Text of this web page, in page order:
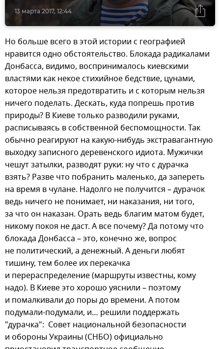
13 марта 2017, 12:44
Но больше всего в этой истории с географией
нравится одно обстоятельство. Блокада радикалами
Донбасса, видимо, воспринималось киевскими
властями как некое стихийное бедствие, цунами,
которое нельзя предотвратить и с которым нельзя
ничего поделать. Дескать, куда попрешь против
природы? В Киеве только разводили руками,
расписываясь в собственной беспомощности. Так
обычно реагируют на какую-нибудь экстравагантную
выходку записного деревенского идиота. Мужички
чешут затылки, разводят руки: ну что с дурачка
взять? Разве что побранить маленько, да запереть
на время в чулане. Надолго не получится – дурачок
ведь ничего не понимает, ни наказания, ни того,
за что он наказан. Орать ведь благим матом будет,
никому покоя не даст. А все почему? Да потому что
блокада Донбасса – это, конечно же, вопрос
не политический, а денежный. А деньги любят
тишину, тем более их перекачка
и перераспределение (маршруты известны, кому
надо). В Киеве это хорошо уяснили – поэтому
и помалкивали до поры до времени. А потом
подумали-подумали, и… решили поддержать
"дурачка": Совет национальной безопасности
и обороны Украины (СНБО) официально